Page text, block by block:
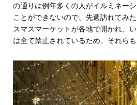
の通りは例年多くの人がイルミネー
ことができないので、先週訪れてみ
スマスマーケットが各地で開かれ、
は全て禁止されているため、それらも